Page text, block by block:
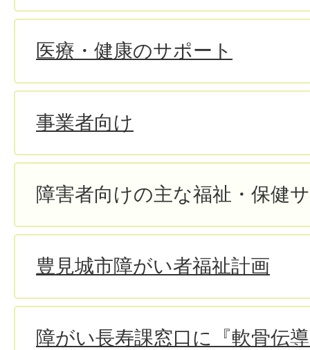
医療・健康のサポート
事業者向け
障害者向けの主な福祉・保健
豊見城市障がい者福祉計画
障がい長寿課窓口に『軟骨伝